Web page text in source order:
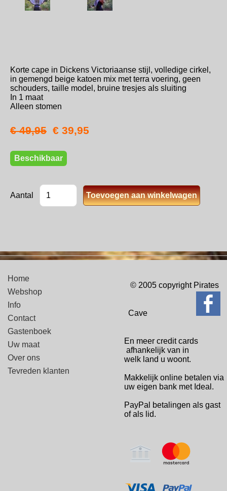
Korte cape in Dickens Victoriaanse stijl, volledige cirkel,
in gemengd beige katoen mix met terra voering, geen
schouders, taille model, bruine tresjes als sluiting
In 1 maat
Alleen stomen
€ 49,95 € 39,95
Beschikbaar
Aantal
Home
Webshop
Info
Contact
Gastenboek
Uw maat
Over ons
Tevreden klanten
© 2005 copyright Pirates
Cave
En meer credit cards
afhankelijk van in
welk land u woont.
Makkelijk online betalen via
uw eigen bank met Ideal.
PayPal betalingen als gast
of als lid.